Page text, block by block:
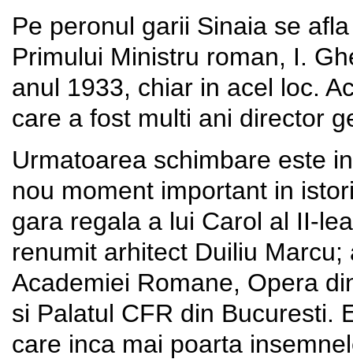
Pe peronul garii Sinaia se
Primului Ministru roman, I.
anul 1933, chiar in acel loc.
care a fost multi ani director
Urmatoarea schimbare este
nou moment important in
gara regala a lui Carol al II-
renumit arhitect Duiliu
Academiei Romane, Opera
si Palatul CFR din Bucuresti.
care inca mai poarta